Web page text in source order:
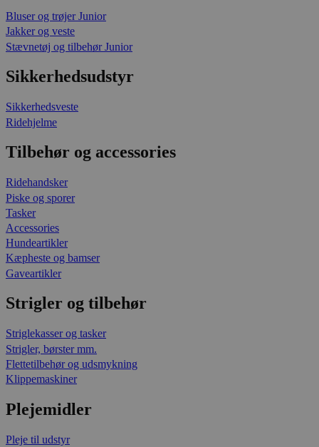
Bluser og trøjer Junior
Jakker og veste
Stævnetøj og tilbehør Junior
Sikkerhedsudstyr
Sikkerhedsveste
Ridehjelme
Tilbehør og accessories
Ridehandsker
Piske og sporer
Tasker
Accessories
Hundeartikler
Kæpheste og bamser
Gaveartikler
Strigler og tilbehør
Striglekasser og tasker
Strigler, børster mm.
Flettetilbehør og udsmykning
Klippemaskiner
Plejemidler
Pleje til udstyr